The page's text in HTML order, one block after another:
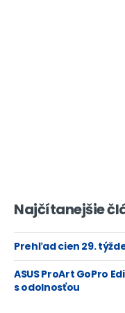
Najčítanejšie
Prehľad cien 29.
ASUS ProArt GoPro
s odolnosťou